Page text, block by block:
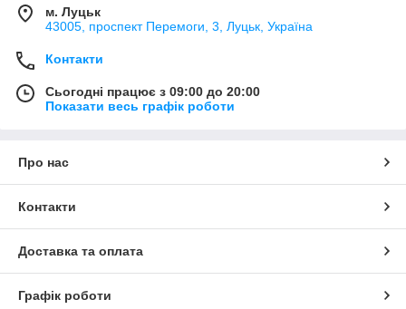
м. Луцьк
43005, проспект Перемоги, 3, Луцьк, Україна
Контакти
Сьогодні працює з 09:00 до 20:00
Показати весь графік роботи
Про нас
Контакти
Доставка та оплата
Графік роботи